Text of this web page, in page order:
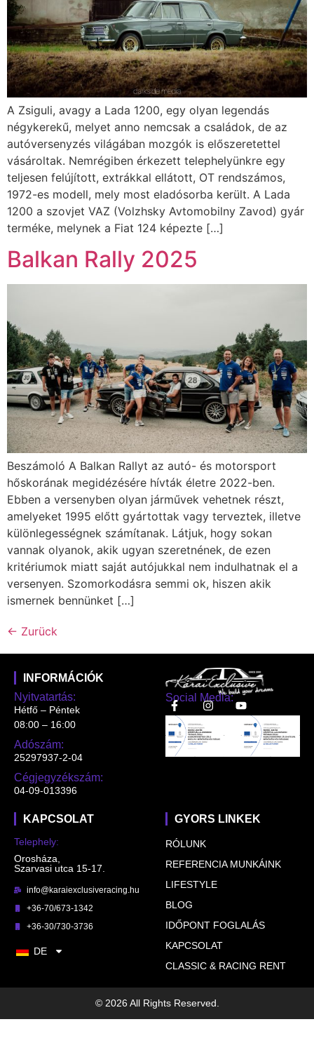
A Zsiguli, avagy a Lada 1200, egy olyan legendás
négykerekű, melyet anno nemcsak a családok, de az
autóversenyzés világában mozgók is előszeretettel
vásároltak. Nemrégiben érkezett telephelyünkre egy
teljesen felújított, extrákkal ellátott, OT rendszámos,
1972-es modell, mely most eladósorba került. A Lada
1200 a szovjet VAZ (Volzhsky Avtomobilny Zavod) gyár
terméke, melynek a Fiat 124 képezte […]
Balkan Rally 2025
Beszámoló A Balkan Rallyt az autó- és motorsport
hőskorának megidézésére hívták életre 2022-ben.
Ebben a versenyben olyan járművek vehetnek részt,
amelyeket 1995 előtt gyártottak vagy terveztek, illetve
különlegességnek számítanak. Látjuk, hogy sokan
vannak olyanok, akik ugyan szeretnének, de ezen
kritériumok miatt saját autójukkal nem indulhatnak el a
versenyen. Szomorkodásra semmi ok, hiszen akik
ismernek bennünket […]
← Zurück
Social Media:
INFORMÁCIÓK
Nyitvatartás:
Hétfő – Péntek
08:00 – 16:00
Adószám:
25297937-2-04
Cégjegyzékszám:
04-09-013396
GYORS LINKEK
RÓLUNK
REFERENCIA MUNKÁINK
LIFESTYLE
BLOG
IDŐPONT FOGLALÁS
KAPCSOLAT
CLASSIC & RACING RENT
KAPCSOLAT
Telephely:
Orosháza,
Szarvasi utca 15-17.
info@karaiexclusiveracing.hu
+36-70/673-1342
+36-30/730-3736
DE
© 2026 All Rights Reserved.